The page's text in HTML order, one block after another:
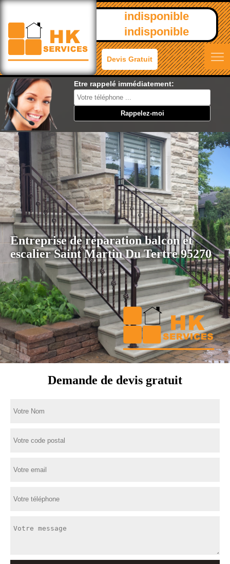
indisponible
indisponible
Devis Gratuit
Etre rappelé immédiatement:
Entreprise de réparation balcon et
escalier Saint Martin Du Tertre 95270
Demande de devis gratuit